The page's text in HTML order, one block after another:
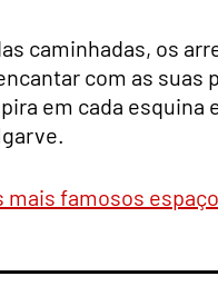
caminhadas, os
com as suas
em cada
mais famosos